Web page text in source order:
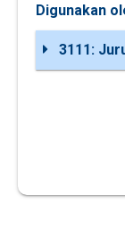
Digunakan
3111: